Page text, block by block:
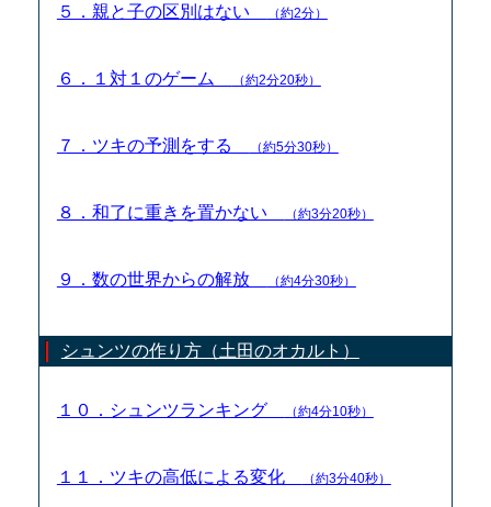
５．親と子の区別はない （約2分）
６．１対１のゲーム （約2分20秒）
７．ツキの予測をする （約5分30秒）
８．和了に重きを置かない （約3分20秒）
９．数の世界からの解放 （約4分30秒）
シュンツの作り方（土田のオカルト）
１０．シュンツランキング （約4分10秒）
１１．ツキの高低による変化 （約3分40秒）